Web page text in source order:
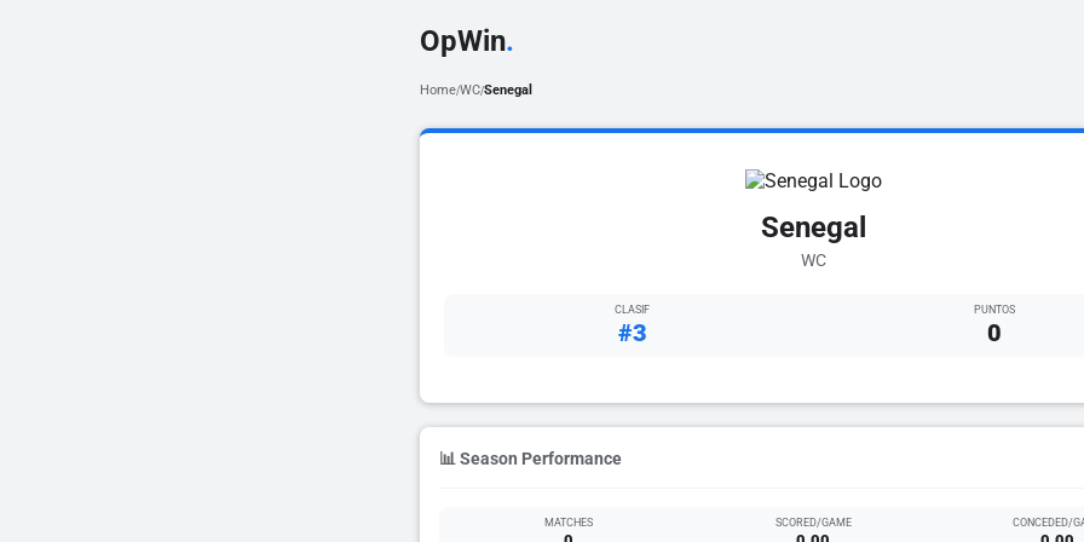
OpWin.
Home/WC/Senegal
Senegal
WC
CLASIF
#3
PUNTOS
0
📊 Season Performance
MATCHES SCORED/GAME CONCEDED/